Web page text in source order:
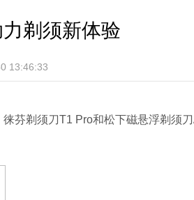
剃须新体验
13:46:33
芬剃须刀T1 Pro和松下磁悬浮剃须